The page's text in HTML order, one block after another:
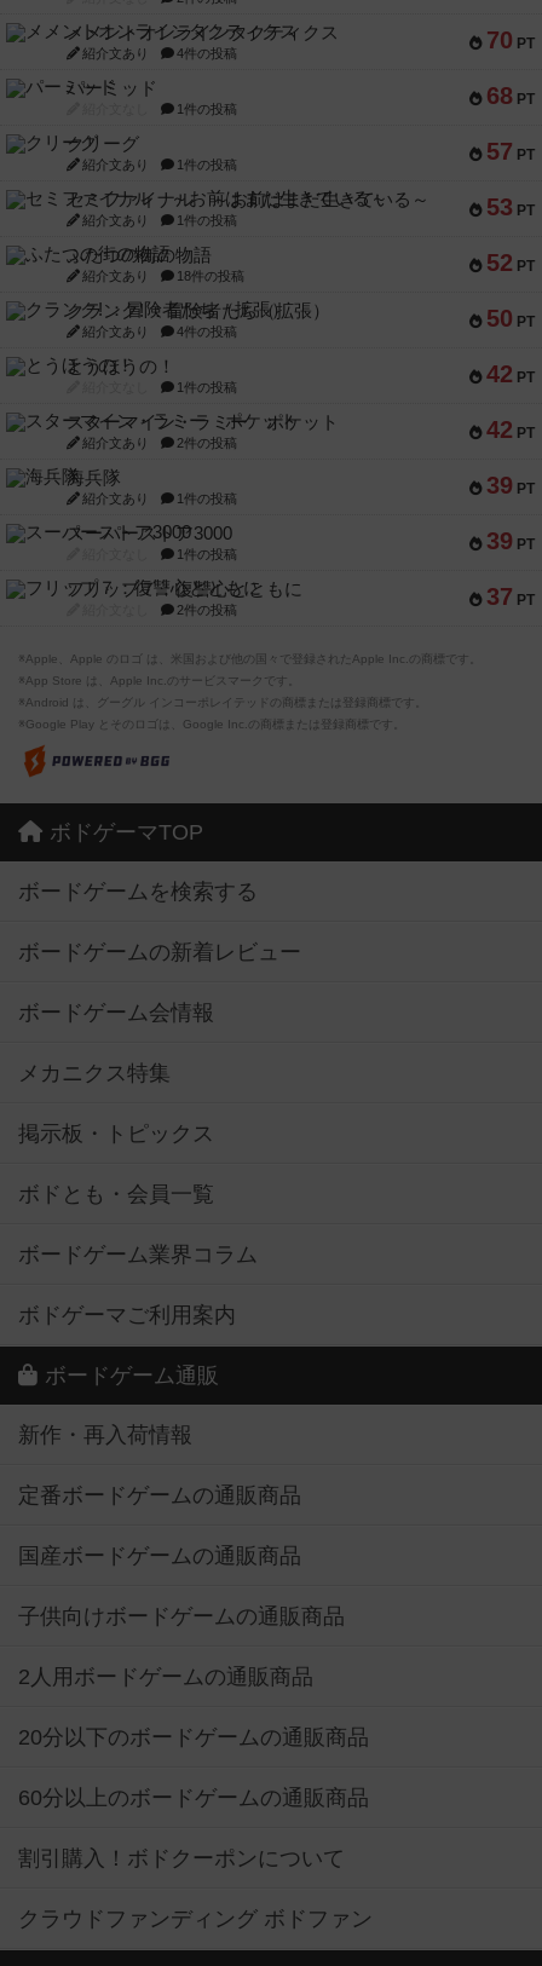
70 PT
メメントオンラインタクティクス
紹介文あり 4件の投稿
68 PT
パーミッド
1件の投稿
57 PT
クリーグ
紹介文あり 1件の投稿
53 PT
セミファイナル ～お前はまだ生きている～
紹介文あり 1件の投稿
52 PT
ふたつの街の物語
紹介文あり 18件の投稿
50 PT
クランク! ：冒険者たち（拡張）
紹介文あり 4件の投稿
42 PT
とうほうの！
1件の投稿
42 PT
スターマイン・ラミー ポケット
紹介文あり 2件の投稿
39 PT
海兵隊
紹介文あり 1件の投稿
39 PT
スーパーストア3000
1件の投稿
37 PT
フリップ７：復讐心とともに
2件の投稿
※Apple、Apple のロゴ は、米国および他の国々で登録されたApple Inc.の商標です。
※App Store は、Apple Inc.のサービスマークです。
※Android は、グーグル インコーポレイテッドの商標または登録商標です。
※Google Play とそのロゴは、Google Inc.の商標または登録商標です。
ボドゲーマTOP
ボードゲームを検索する
ボードゲームの新着レビュー
ボードゲーム会情報
メカニクス特集
掲示板・トピックス
ボドとも・会員一覧
ボードゲーム業界コラム
ボドゲーマご利用案内
ボードゲーム通販
新作・再入荷情報
定番ボードゲームの通販商品
国産ボードゲームの通販商品
子供向けボードゲームの通販商品
2人用ボードゲームの通販商品
20分以下のボードゲームの通販商品
60分以上のボードゲームの通販商品
割引購入！ボドクーポンについて
クラウドファンディング ボドファン